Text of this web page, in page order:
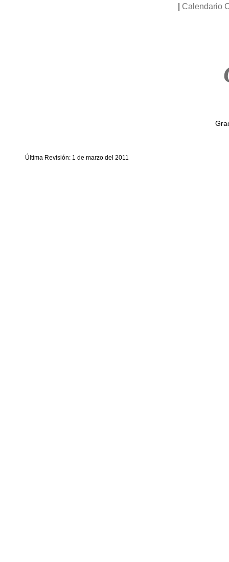
Calendario
Última Revisión: 1 de marzo del 2011